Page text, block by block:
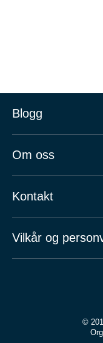
Blogg
Om oss
Kontakt
Vilkår og
©